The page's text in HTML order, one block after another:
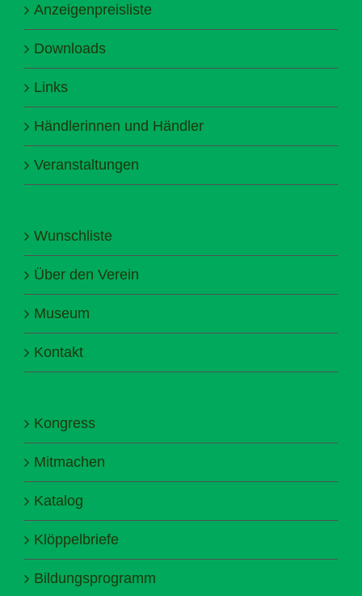
Anzeigenpreisliste
Downloads
Links
Händlerinnen und Händler
Veranstaltungen
Wunschliste
Über den Verein
Museum
Kontakt
Kongress
Mitmachen
Katalog
Klöppelbriefe
Bildungsprogramm